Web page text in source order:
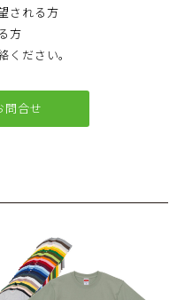
される方
方
ださい。
問合せ